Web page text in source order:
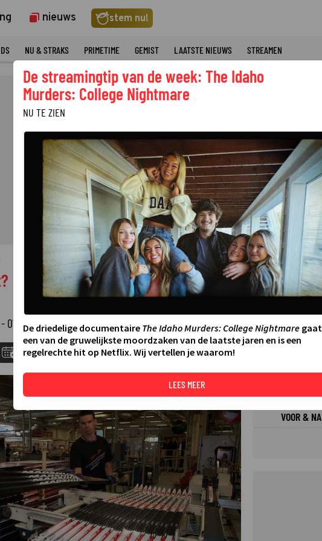
nieuws stem nu!
NU & STRAKS PRIMETIME GEMIST LAATSTE NIEUWS STREAMEN
01:00
TOEVOEGEN AAN AGENDA DELEN
FILMS
DE
VOOR &
De streamingtip van de week: The Idaho
Murders: College Nightmare
NU TE ZIEN
De driedelige documentaire The Idaho Murders: College Nightmaregaat
een van de gruwelijkste moordzaken van de laatste jaren en is een
regelrechte hit op Netflix. Wij vertellen je waarom!
LEES MEER